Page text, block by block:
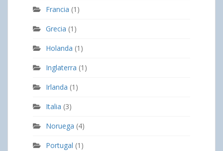
Francia (1)
Grecia (1)
Holanda (1)
Inglaterra (1)
Irlanda (1)
Italia (3)
Noruega (4)
Portugal (1)